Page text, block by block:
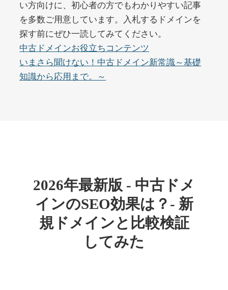
buywrite-plus.com
ジャンルその他
DA 45 外部リンク数4677 ドメイン年齢2年
10,800円 入札 0件
詳細を見る
外部リンク数963 ドメイン年齢
4,500円
rageboy.com
い方向けに、初心者の方でもわかりやすい記事
を多数ご用意しています。入札するドメインを
探す前にぜひ一読してみてください。
中古ドメインお役立ちコンテンツ
いまさら聞けない！中古ドメイン新常識～基礎
知識から応用まで。～
2026年最新版 - 中古ドメ
インのSEO効果は？- 新
規ドメインと比較検証
してみた